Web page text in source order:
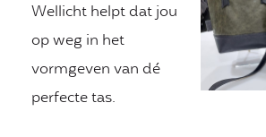
Wellicht helpt dat jou
op weg in het
vormgeven van dé
perfecte tas.